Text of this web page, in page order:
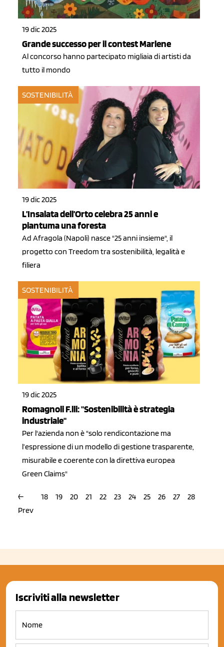
19 dic 2025
Grande successo per il contest Marlene
Al concorso hanno partecipato migliaia di artisti da
tutto il mondo
SOSTENIBILITÀ
19 dic 2025
L’Insalata dell’Orto celebra 25 anni e
piantuma una foresta
Ad Afragola (Napoli) nasce "25 anni insieme", il
progetto con Treedom tra sostenibilità, legalità e
filiera
SOSTENIBILITÀ
19 dic 2025
Romagnoli F.lli: "Sostenibilità è strategia
industriale"
Per l'azienda non è "solo rendicontazione ma
l’espressione di un modello di gestione trasparente,
misurabile e coerente con la direttiva europea
Green Claims"
←
Prev
18 19 20 21 22 23 24 25 26 27 28
Iscriviti alla newsletter